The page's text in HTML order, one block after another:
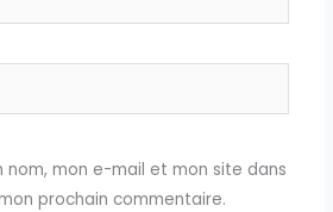
nom, mon e-mail et mon site dans
prochain commentaire.